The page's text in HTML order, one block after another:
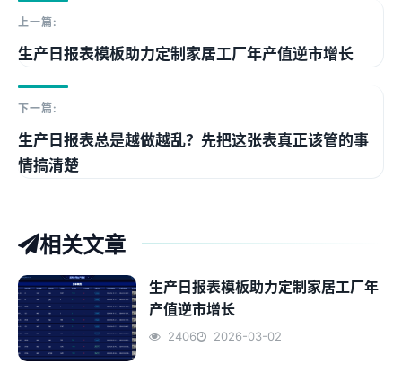
上一篇:
生产日报表模板助力定制家居工厂年产值逆市增长
下一篇:
生产日报表总是越做越乱？先把这张表真正该管的事
情搞清楚
相关文章
生产日报表模板助力定制家居工厂年
产值逆市增长
2406 2026-03-02